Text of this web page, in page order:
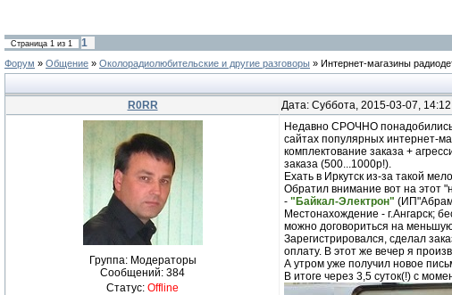
Страница 1 из 1 1
Форум » Общение » Околорадиолюбительские и другие разговоры » Интернет-магазины
R0RR Дата: Суббота, 2015-03-07,
Группа: Модераторы
Сообщений: 384
Статус: Offline
Недавно СРОЧНО понадобились
сайтах популярных интернет-
комплектование заказа +
заказа (500...1000р!).
Ехать в Иркутск из-за такой
Обратил внимание вот на этот
- "Байкал-Электрон"
Местонахождение - г.Ангарск;
можно договориться на
Зарегистрировался, сделал
оплату. В этот же вечер я
А утром уже получил новое
В итоге через 3,5 суток(!) с